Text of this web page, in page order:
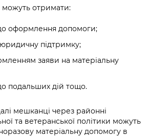
отримати:
оформлення допомоги;
юридичну підтримку;
заяви на матеріальну
подальших дій тощо.
мешканці через районні
та ветеранської політики можуть
матеріальну допомогу в